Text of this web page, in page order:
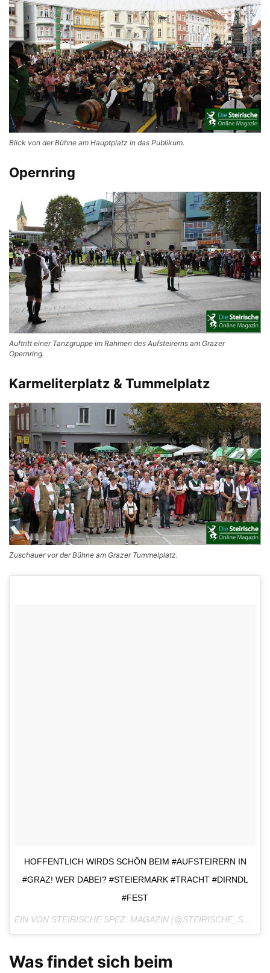
Blick von der Bühne am Hauptplatz in das Publikum.
Opernring
Auftritt einer Tanzgruppe im Rahmen des Aufsteirerns am Grazer
Opernring.
Karmeliterplatz & Tummelplatz
Zuschauer vor der Bühne am Grazer Tummelplatz.
HOFFENTLICH WIRDS SCHÖN BEIM #AUFSTEIRERN IN
#GRAZ! WER DABEI? #STEIERMARK #TRACHT #DIRNDL
#FEST
EIN VON STEIRISCHE SPEZ. MAGAZIN (@STEIRISCHE_SPEZ) GEPOSTETES FOTO AM
Was findet sich beim